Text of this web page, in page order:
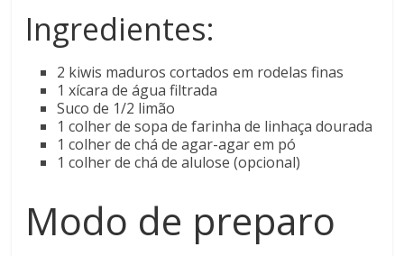
Ingredientes:
2 kiwis maduros cortados em rodelas finas
1 xícara de água filtrada
Suco de 1/2 limão
1 colher de sopa de farinha de linhaça dourada
1 colher de chá de agar-agar em pó
1 colher de chá de alulose (opcional)
Modo de preparo